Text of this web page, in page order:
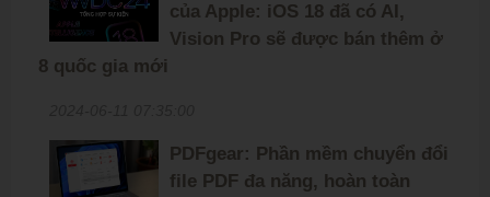
của Apple: iOS 18 đã có AI,
Vision Pro sẽ được bán thêm ở
8 quốc gia mới
PDFgear: Phần mềm chuyển đổi
file PDF đa năng, hoàn toàn